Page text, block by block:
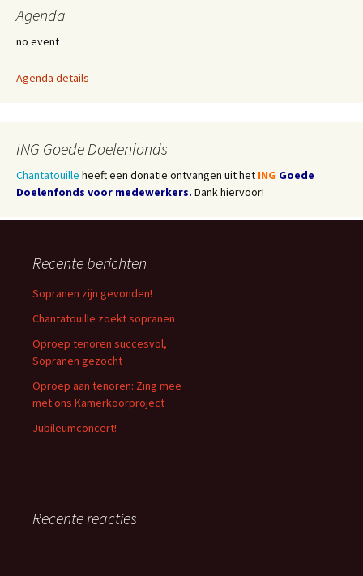
Agenda
no event
Agenda details
ING Goede Doelenfonds
Chantatouille heeft een donatie ontvangen uit het ING Goede
Doelenfonds voor medewerkers. Dank hiervoor!
Recente berichten
Sopranen zijn gevonden!
Chantatouille zoekt sopranen
Oproep tenoren succesvol,
Sopranen gezocht
Oproep aan tenoren: Zing mee
met ons Kamerkoorproject
Jubileumconcert!
Recente reacties